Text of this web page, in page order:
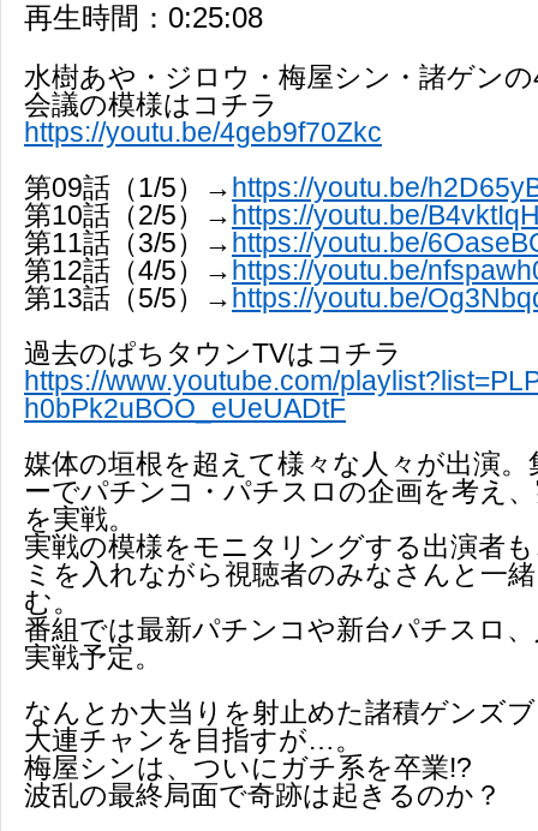
再生時間：0:25:08
水樹あや・ジロウ・梅屋シン・諸ゲン
会議の模様はコチラ
https://youtu.be/4geb9f70Zkc
第09話（1/5）→https://youtu.be/
第10話（2/5）→https://youtu.be/
第11話（3/5）→https://youtu.be/
第12話（4/5）→https://youtu.be/
第13話（5/5）→https://youtu.be/
過去のぱちタウンTVはコチラ
https://www.youtube.com/
h0bPk2uBOO_eUeUADtF
媒体の垣根を超えて様々な人々が出演
ーでパチンコ・パチスロの企画を考え
を実戦。
実戦の模様をモニタリングする出演者
ミを入れながら視聴者のみなさんと一
む。
番組では最新パチンコや新台パチスロ
実戦予定。
なんとか大当りを射止めた諸積ゲンズ
大連チャンを目指すが…。
梅屋シンは、ついにガチ系を卒業!?
波乱の最終局面で奇跡は起きるのか？